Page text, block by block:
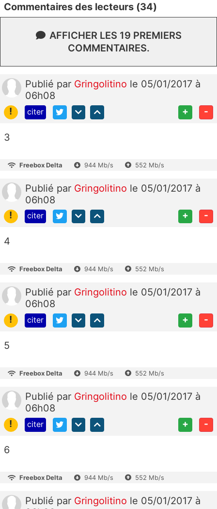
Commentaires des lecteurs (34)
AFFICHER LES 19 PREMIERS
COMMENTAIRES.
Publié par Gringolitino le 05/01/2017 à
06h08
!
citer + -
3
Freebox Delta 944 Mb/s 552 Mb/s
Publié par Gringolitino le 05/01/2017 à
06h08
!
citer + -
4
Freebox Delta 944 Mb/s 552 Mb/s
Publié par Gringolitino le 05/01/2017 à
06h08
!
citer + -
5
Freebox Delta 944 Mb/s 552 Mb/s
Publié par Gringolitino le 05/01/2017 à
06h08
!
citer + -
6
Freebox Delta 944 Mb/s 552 Mb/s
Publié par Gringolitino le 05/01/2017 à